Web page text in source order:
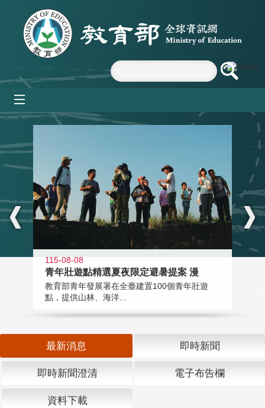
跳到主要內容區塊
:::
115-08-08
青年壯遊點精選夏夜限定避暑提案 漫
教育部青年發展署在全臺建置100個青年壯遊
點，提供山林、海洋...
最新消息 即時新聞
即時新聞澄清 電子布告欄
資料下載